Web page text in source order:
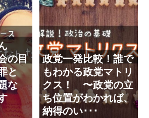
の目
と
な
政党一発比較！誰で
もわかる政党マトリ
クス！ 〜政党の立
ち位置がわかれば、
納得のい･･･